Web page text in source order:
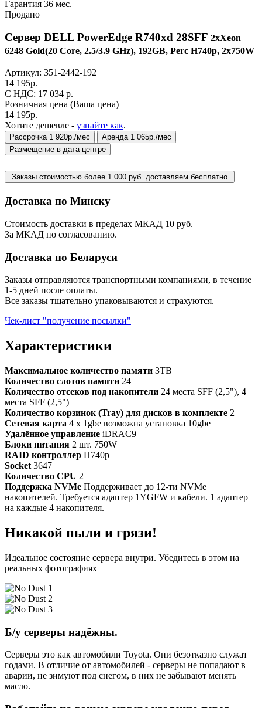
Гарантия 36 мес.
Продано
Сервер DELL PowerEdge R740xd 28SFF 2xXeon
6248 Gold(20 Core, 2.5/3.9 GHz), 192GB, Perc H740p, 2x750W
Артикул: 351-2442-192
14 195р.
C НДС: 17 034 р.
Розничная цена (Ваша цена)
14 195р.
Хотите дешевле - узнайте как.
Рассрочка 1 920р./мес
Аренда 1 065р./мес
Размещение в дата-центре
Заказы стоимостью более 1 000 руб. доставляем бесплатно.
Доставка по Минску
Стоимость доставки в пределах МКАД 10 руб.
За МКАД по согласованию.
Доставка по Беларуси
Заказы отправляются транспортными компаниями, в течение
1-5 дней после оплаты.
Все заказы тщательно упаковываются и страхуются.
Чек-лист "получение посылки"
Характеристики
Максимальное количество памяти 3TB
Количество слотов памяти 24
Количество отсеков под накопители 24 места SFF (2,5"), 4
места SFF (2,5")
Количество корзинок (Tray) для дисков в комплекте 2
Сетевая карта 4 x 1gbe возможна установка 10gbe
Удалённое управление iDRAC9
Блоки питания 2 шт. 750W
RAID контроллер H740p
Socket 3647
Количество CPU 2
Поддержка NVMe Поддерживает до 12-ти NVMe
накопителей. Требуется адаптер 1YGFW и кабели. 1 адаптер
на каждые 4 накопителя.
Никакой пыли и грязи!
Идеальное состояние сервера внутри. Убедитесь в этом на
реальных фотографиях
Б/у серверы надёжны.
Серверы это как автомобили Toyota. Они безотказно служат
годами. В отличие от автомобилей - серверы не попадают в
аварии, не зимуют под снегом, в них не забывают менять
масло.